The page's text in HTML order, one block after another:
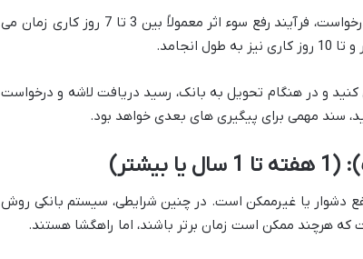
پس از تحویل لاشه چک به بانک و ثبت درخواست، فرآیند رفع سوء اثر معمولاً بین 3 تا 7 روز کاری زمان می
و در هنگام تحویل به بانک، رسید دریافت لاشه و درخواست
سند مهمی برای پیگیری های بعدی خواهد بود.
دشوار یا غیرممکن است. در چنین شرایطی، سیستم بانکی روش
که هرچند ممکن است زمان برتر باشند، اما راهگشا هستند.